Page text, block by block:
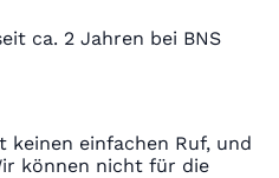
ca. 2 Jahren bei BNS
einfachen Ruf, und
können nicht für die